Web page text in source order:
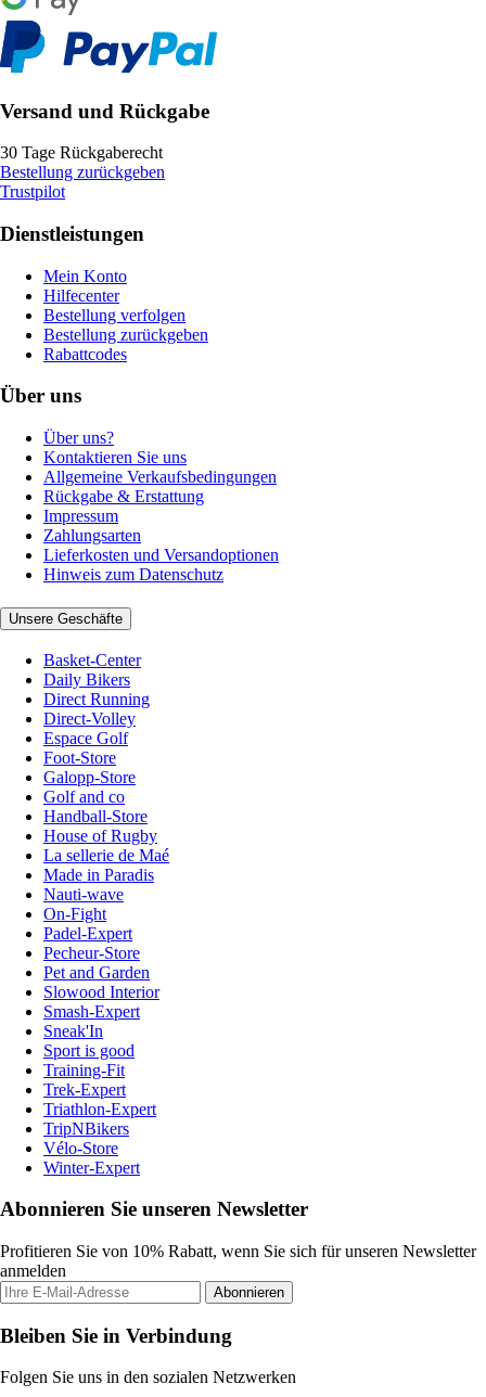
Versand und Rückgabe
30 Tage Rückgaberecht
Bestellung zurückgeben
Trustpilot
Dienstleistungen
Mein Konto
Hilfecenter
Bestellung verfolgen
Bestellung zurückgeben
Rabattcodes
Über uns
Über uns?
Kontaktieren Sie uns
Allgemeine Verkaufsbedingungen
Rückgabe & Erstattung
Impressum
Zahlungsarten
Lieferkosten und Versandoptionen
Hinweis zum Datenschutz
Unsere Geschäfte
Basket-Center
Daily Bikers
Direct Running
Direct-Volley
Espace Golf
Foot-Store
Galopp-Store
Golf and co
Handball-Store
House of Rugby
La sellerie de Maé
Made in Paradis
Nauti-wave
On-Fight
Padel-Expert
Pecheur-Store
Pet and Garden
Slowood Interior
Smash-Expert
Sneak'In
Sport is good
Training-Fit
Trek-Expert
Triathlon-Expert
TripNBikers
Vélo-Store
Winter-Expert
Abonnieren Sie unseren Newsletter
Profitieren Sie von 10% Rabatt, wenn Sie sich für unseren Newsletter
anmelden
Abonnieren
Bleiben Sie in Verbindung
Folgen Sie uns in den sozialen Netzwerken